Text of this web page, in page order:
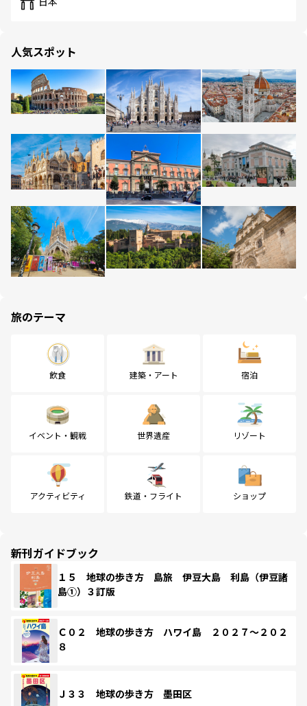
人気スポット
旅のテーマ
飲食 建築・アート 宿泊
イベント・観戦 世界遺産 リゾート
アクティビティ 鉄道・フライト ショップ
新刊ガイドブック
１５ 地球の歩き方 島旅 伊豆大島 利島（伊豆諸
島①）３訂版
Ｃ０２ 地球の歩き方 ハワイ島 ２０２７～２０２
８
Ｊ３３ 地球の歩き方 墨田区